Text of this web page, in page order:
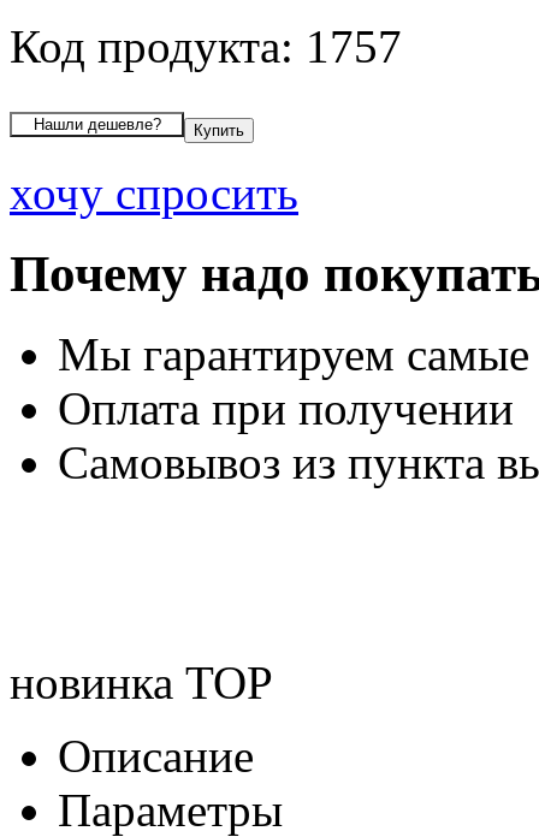
Код продукта: 1757
хочу спросить
Почему надо
Мы гарантируем
Оплата при получении
Самовывоз из пункта
новинка TOP
Описание
Параметры